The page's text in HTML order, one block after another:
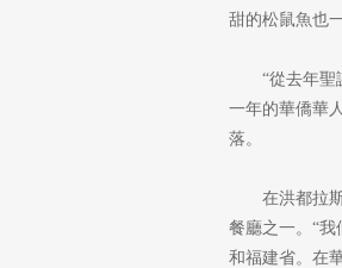
甜的松鼠魚也
“從去年聖
一年的華僑華
落。
在洪都拉
餐廳之一。“
和福建省。在